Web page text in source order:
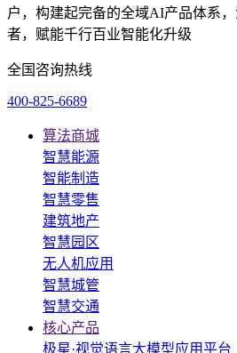
户，构建起完备的全域AI产品体系
者，赋能千行百业智能化升级
全国咨询热线
400-825-6689
算法商城
智慧能源
智能制造
智慧零售
建筑地产
智慧园区
无人机应用
智慧城管
智慧交通
核心产品
极星·视觉语言大模型应用平台